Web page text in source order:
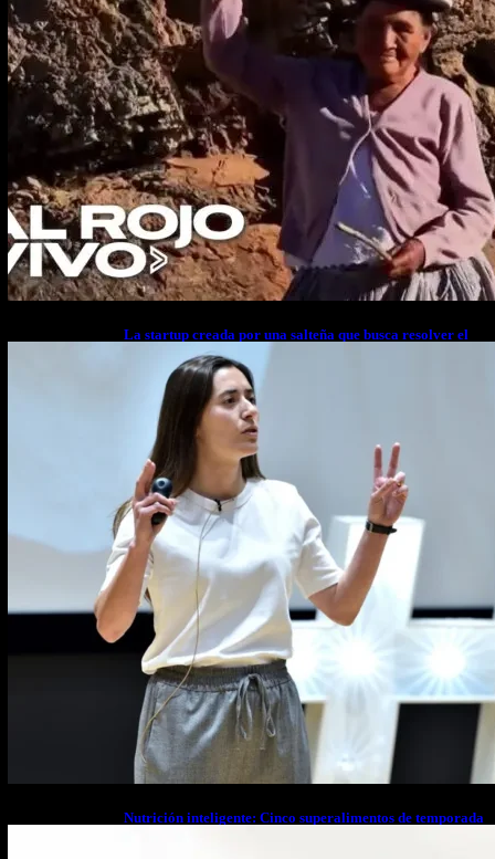
La startup creada por una salteña que busca resolver el
estrés financiero en Latinoamérica
Nutrición inteligente: Cinco superalimentos de temporada